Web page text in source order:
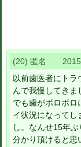
(20) 匿名
以前歯医者にト
んで我慢してきま
でも歯がボロボロ
イ状況になってし
し。なんせ15年
分かり頂けると思